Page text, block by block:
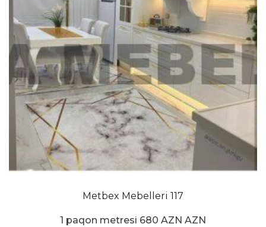
Metbex Mebelleri 117
1 paqon metresi 680 AZN AZN